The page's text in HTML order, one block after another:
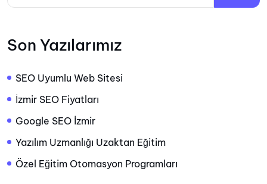
Son Yazılarımız
SEO Uyumlu Web Sitesi
İzmir SEO Fiyatları
Google SEO İzmir
Yazılım Uzmanlığı Uzaktan Eğitim
Özel Eğitim Otomasyon Programları